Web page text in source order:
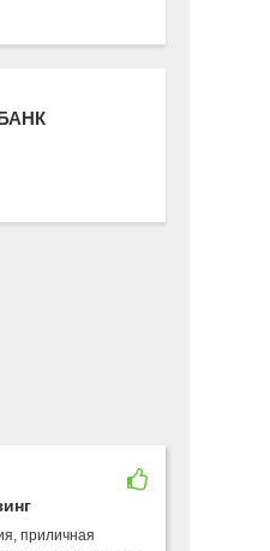
приличная